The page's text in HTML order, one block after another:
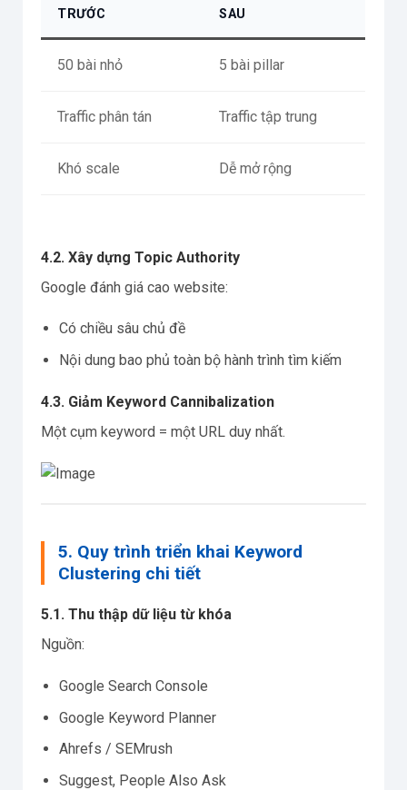
TRƯỚC SAU
50 bài nhỏ 5 bài pillar
Traffic phân tán Traffic tập trung
Khó scale Dễ mở rộng
4.2. Xây dựng Topic Authority
Google đánh giá cao website:
Có chiều sâu chủ đề
Nội dung bao phủ toàn bộ hành trình tìm kiếm
4.3. Giảm Keyword Cannibalization
Một cụm keyword = một URL duy nhất.
5. Quy trình triển khai Keyword
Clustering chi tiết
5.1. Thu thập dữ liệu từ khóa
Nguồn:
Google Search Console
Google Keyword Planner
Ahrefs / SEMrush
Suggest, People Also Ask